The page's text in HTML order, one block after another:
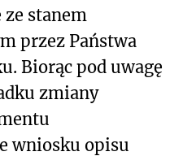
ze stanem
przez Państwa
Biorąc pod uwagę
zmiany
wniosku opisu